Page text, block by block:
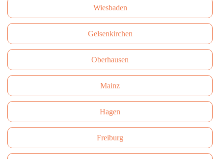
Wiesbaden
Gelsenkirchen
Oberhausen
Mainz
Hagen
Freiburg